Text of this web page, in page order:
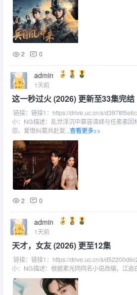
2 0
admin
1天前
这一秒过火 (2026) 更新至33集完结
链接：链接1：https://drive.uc.cn/s/
小：NG描述：乱世浮沉中慕容清峄与任素素因
怨，爱恨纠葛共赴复...查看更多>>
2 0
admin
1天前
天才，女友 (2026) 更至12集
链接：链接1：https://drive.uc.cn/s/
小：NG描述：根据素光同同名小说改编，江逾